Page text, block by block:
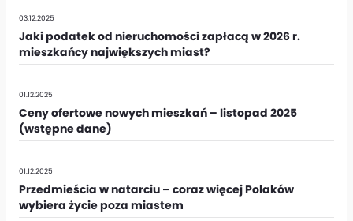
03.12.2025
Jaki podatek od nieruchomości zapłacą w 2026 r.
mieszkańcy największych miast?
01.12.2025
Ceny ofertowe nowych mieszkań – listopad 2025
(wstępne dane)
01.12.2025
Przedmieścia w natarciu – coraz więcej Polaków
wybiera życie poza miastem